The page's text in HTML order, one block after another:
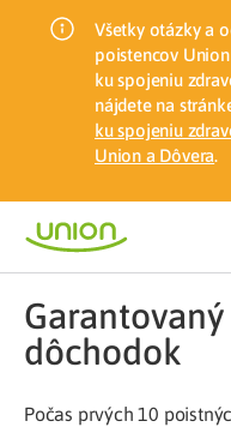
Všetky otázky a
poistencov
ku spojeniu
nájdete na
ku spojeniu
Union a Dôvera.
dôchodok
Počas prvých 10